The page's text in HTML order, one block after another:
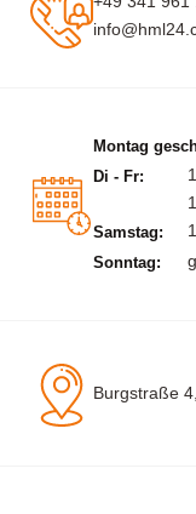
Montag
Di - Fr:
Samstag:
Sonntag:
Burgstraße